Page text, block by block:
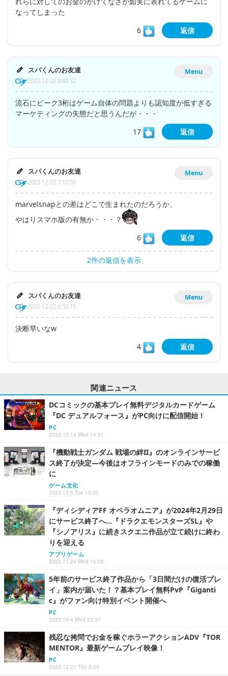
なってしまった
6
返信
Menu
スパくんのお友達
2023-12-22 8:48:32
流石にピーク3桁はゲーム自体の問題よりも認知度が低すぎる
マーケティングの失態だと思うんだが・・・
17
返信
Menu
スパくんのお友達
2023-12-22 7:10:50
marvelsnapとの差はどこで生まれたのだろうか、
やはりスマホ版の有無か・・・？
6
返信
2件の返信を表示
Menu
スパくんのお友達
2023-12-22 6:50:15
決断早いなw
4
返信
関連ニュース
DCコミックの基本プレイ無料デジタルカードゲーム
『DC デュアルフォース』がPC向けに配信開始！
PC
2023.10.18 Wed 14:01
『機動戦士ガンダム 戦場の絆II』のオンラインサービ
ス終了が決定―今後はオフラインモードのみでの稼働
に
ゲーム文化
2023.12.5 Tue 19:00
『ディシディアFF オペラオムニア』が2024年2月29日
にサービス終了へ…『ドラクエモンスターズSL』や
『シノアリス』に続きスクエニ作品が立て続けに終わ
りを迎える
アプリゲーム
2023.11.29 Wed 15:25
5年前のサービス終了作品から「3日間だけの復活プレ
イ」案内が届いた！？基本プレイ無料PvP『Giganti
c』がファン向け特別イベント開催へ
PC
2023.10.4 Wed 23:37
残忍な拷問でお金を稼ぐホラーアクションADV『TOR
MENTOR』最新ゲームプレイ映像！
PC
2023.12.21 Thu 8:00